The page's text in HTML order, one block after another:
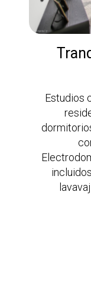
Estudios